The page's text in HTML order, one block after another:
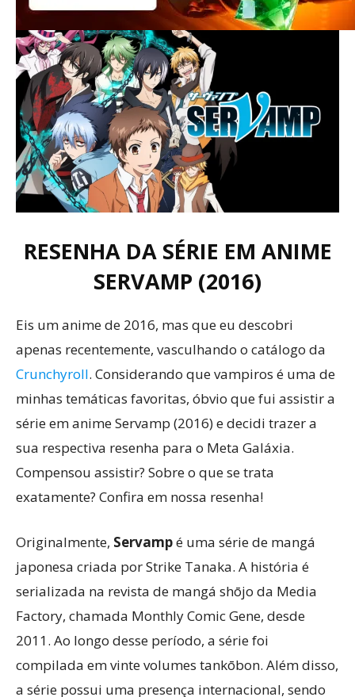
RESENHA DA SÉRIE EM ANIME
SERVAMP (2016)
Eis um anime de 2016, mas que eu descobri
apenas recentemente, vasculhando o catálogo da
Crunchyroll. Considerando que vampiros é uma de
minhas temáticas favoritas, óbvio que fui assistir a
série em anime Servamp (2016) e decidi trazer a
sua respectiva resenha para o Meta Galáxia.
Compensou assistir? Sobre o que se trata
exatamente? Confira em nossa resenha!
Originalmente, Servampé uma série de mangá
japonesa criada por Strike Tanaka. A história é
serializada na revista de mangá shōjo da Media
Factory, chamada Monthly Comic Gene, desde
2011. Ao longo desse período, a série foi
compilada em vinte volumes tankōbon. Além disso,
a série possui uma presença internacional, sendo